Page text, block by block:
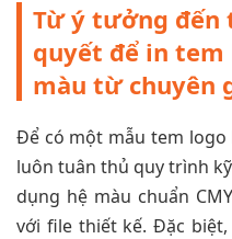
Từ ý tưởng đến
quyết để in tem
màu từ chuyên
Để có một mẫu tem logo
luôn tuân thủ quy trình
dụng hệ màu chuẩn
với file thiết kế. Đặc